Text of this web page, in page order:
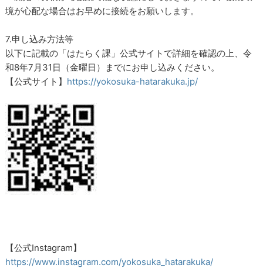
境が心配な場合はお早めに接続をお願いします。
7.申し込み方法等
以下に記載の「はたらく課」公式サイトで詳細を確認の上、令
和8年7月31日（金曜日）までにお申し込みください。
【公式サイト】 https://yokosuka-hatarakuka.jp/
【公式Instagram】
https://www.instagram.com/yokosuka_hatarakuka/